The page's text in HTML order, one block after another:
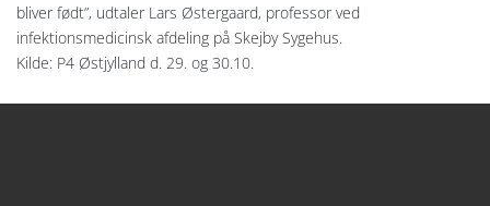
bliver født”, udtaler Lars Østergaard, professor ved
infektionsmedicinsk afdeling på Skejby Sygehus.
Kilde: P4 Østjylland d. 29. og 30.10.